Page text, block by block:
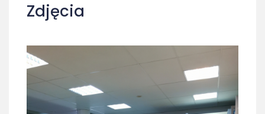
Zdjęcia